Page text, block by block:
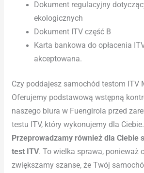
Dokument regulacyjny
ekologicznych
Dokument ITV część B
Karta bankowa do opłacenia
akceptowana.
Czy poddajesz samochód testom ITV
Oferujemy podstawową wstępną
naszego biura w Fuengirola przed
testu ITV, który wykonujemy dla Ciebie.
Przeprowadzamy również dla Ciebie
test ITV. To wielka sprawa, ponieważ
zwiększamy szanse, że Twój